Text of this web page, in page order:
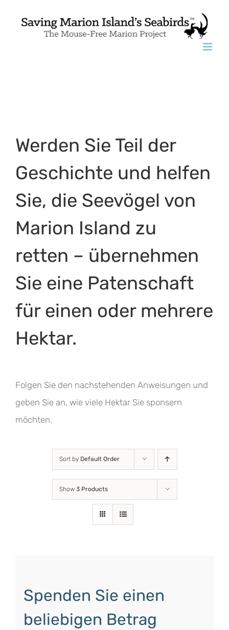
Werden Sie Teil der
Geschichte und helfen
Sie, die Seevögel von
Marion Island zu
retten – übernehmen
Sie eine Patenschaft
für einen oder mehrere
Hektar.
Folgen Sie den nachstehenden Anweisungen und
geben Sie an, wie viele Hektar Sie sponsern
möchten.
Sort by Default Order
Show 3 Products
Spenden Sie einen
beliebigen Betrag